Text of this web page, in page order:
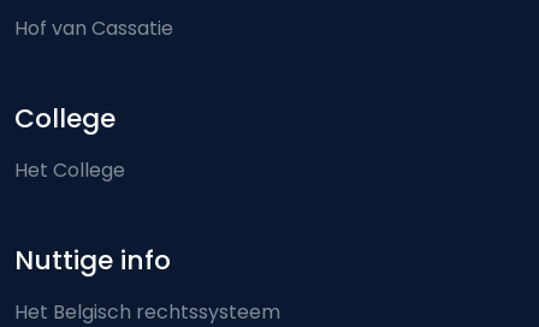
Hof van Cassatie
College
Het College
Nuttige info
Het Belgisch rechtssysteem